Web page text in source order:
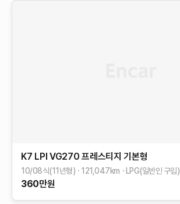
K7 LPI VG270 프레스티지 기본형
10/08식(11년형) 121,047km LPG(일반인 구입)
360만원